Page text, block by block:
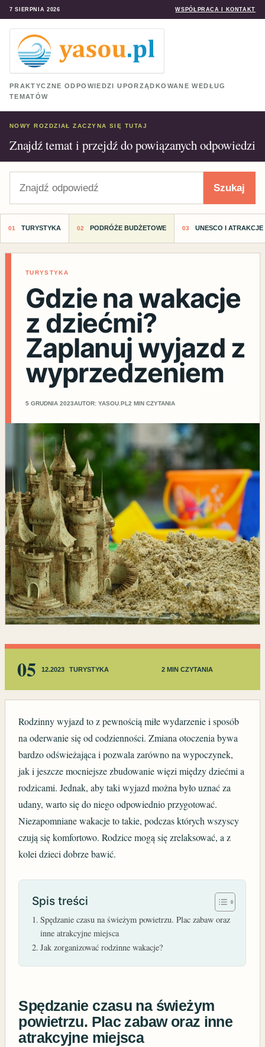
7 SIERPNIA 2026 WSPÓŁPRACA I KONTAKT
PRAKTYCZNE ODPOWIEDZI UPORZĄDKOWANE WEDŁUG
TEMATÓW
NOWY ROZDZIAŁ ZACZYNA SIĘ TUTAJ
Znajdź temat i przejdź do powiązanych odpowiedzi
Szukaj
TURYSTYKA PODRÓŻE BUDŻETOWE UNESCO I
TURYSTYKA
Gdzie na wakacje
z dziećmi?
Zaplanuj wyjazd z
wyprzedzeniem
5 GRUDNIA 2023AUTOR: YASOU.PL 2 MIN CZYTANIA
05 12.2023 TURYSTYKA 2 MIN CZYTANIA
Rodzinny wyjazd to z pewnością miłe wydarzenie i sposób
na oderwanie się od codzienności. Zmiana otoczenia bywa
bardzo odświeżająca i pozwala zarówno na wypoczynek,
jak i jeszcze mocniejsze zbudowanie więzi między dziećmi a
rodzicami. Jednak, aby taki wyjazd można było uznać za
udany, warto się do niego odpowiednio przygotować.
Niezapomniane wakacje to takie, podczas których wszyscy
czują się komfortowo. Rodzice mogą się zrelaksować, a z
kolei dzieci dobrze bawić.
Spis treści
Spędzanie czasu na świeżym powietrzu. Plac zabaw oraz
inne atrakcyjne miejsca
Jak zorganizować rodzinne wakacje?
Spędzanie czasu na świeżym
powietrzu. Plac zabaw oraz inne
atrakcyjne miejsca